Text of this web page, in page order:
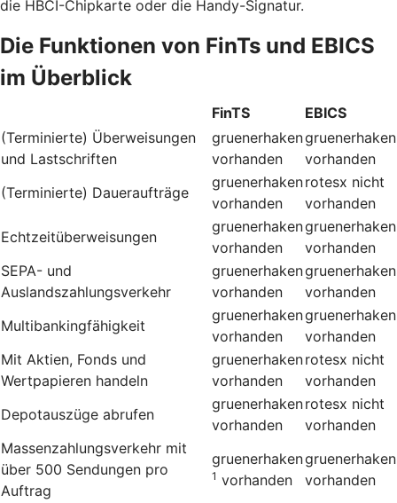
die HBCI-Chipkarte oder die Handy-Signatur.
Die Funktionen von FinTs und EBICS
im Überblick
FinTS
EBICS
(Terminierte) Überweisungen
und Lastschriften
gruenerhaken
vorhanden
gruenerhaken
vorhanden
(Terminierte) Daueraufträge
gruenerhaken
vorhanden
rotesx nicht
vorhanden
Echtzeitüberweisungen
gruenerhaken
vorhanden
gruenerhaken
vorhanden
SEPA- und
Auslandszahlungsverkehr
gruenerhaken
vorhanden
gruenerhaken
vorhanden
Multibankingfähigkeit
gruenerhaken
vorhanden
gruenerhaken
vorhanden
Mit Aktien, Fonds und
Wertpapieren handeln
gruenerhaken
vorhanden
rotesx nicht
vorhanden
Depotauszüge abrufen
gruenerhaken
vorhanden
rotesx nicht
vorhanden
Massenzahlungsverkehr mit
über 500 Sendungen pro
Auftrag
gruenerhaken
1 vorhanden
gruenerhaken
vorhanden